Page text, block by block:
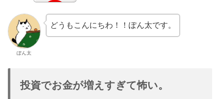
ぽん太
どうもこんにちわ！！ぽん太です。
投資でお金が増えすぎて怖い。